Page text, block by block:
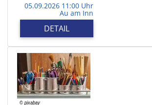
05.09.2026 11:00 Uhr
Au am Inn
DETAIL